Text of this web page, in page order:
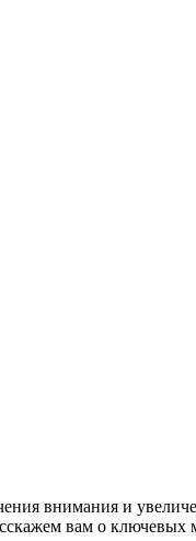
внимания и
вам о